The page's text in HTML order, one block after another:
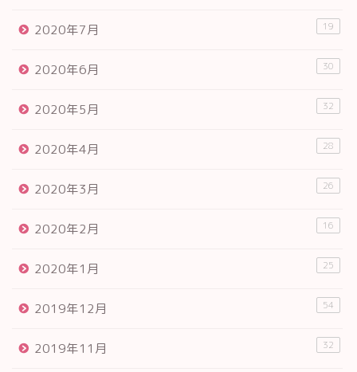
2020年7月 19
2020年6月 30
2020年5月 32
2020年4月 28
2020年3月 26
2020年2月 16
2020年1月 25
2019年12月 54
2019年11月 32